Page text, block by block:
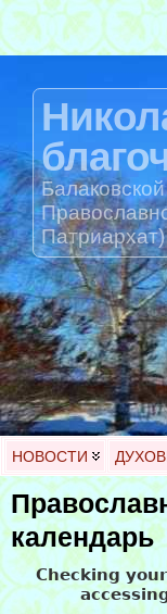
Патриархат)
НОВОСТИ
календарь